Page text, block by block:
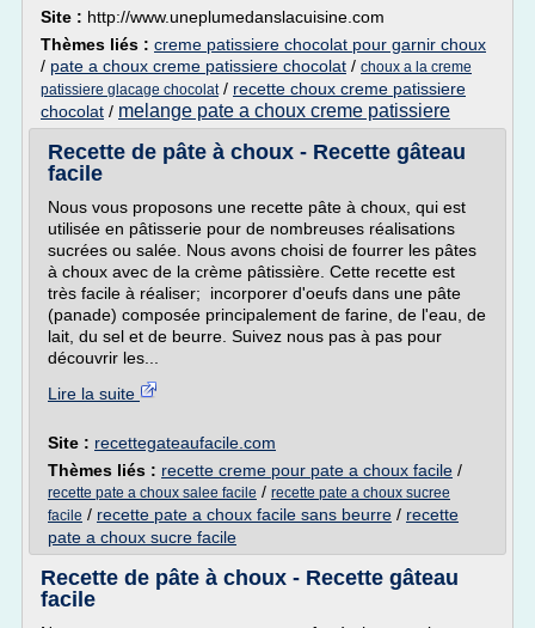
Site : http://www.uneplumedanslacuisine.com
Thèmes liés : creme patissiere chocolat pour garnir choux
/ pate a choux creme patissiere chocolat / choux a la creme
patissiere glacage chocolat/ recette choux creme patissiere
chocolat / melange pate a choux creme patissiere
Recette de pâte à choux - Recette gâteau
facile
Nous vous proposons une recette pâte à choux, qui est
utilisée en pâtisserie pour de nombreuses réalisations
sucrées ou salée. Nous avons choisi de fourrer les pâtes
à choux avec de la crème pâtissière. Cette recette est
très facile à réaliser; incorporer d'oeufs dans une pâte
(panade) composée principalement de farine, de l'eau, de
lait, du sel et de beurre. Suivez nous pas à pas pour
découvrir les...
Lire la suite
Site : recettegateaufacile.com
Thèmes liés : recette creme pour pate a choux facile /
recette pate a choux salee facile / recette pate a choux sucree
facile / recette pate a choux facile sans beurre / recette
pate a choux sucre facile
Recette de pâte à choux - Recette gâteau
facile